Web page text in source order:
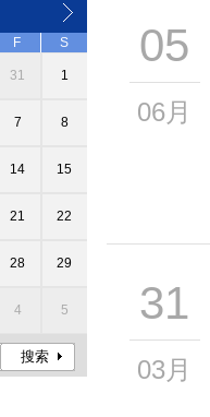
F S
31 1
7 8
14 15
21 22
28 29
4 5
05
06月
31
03月